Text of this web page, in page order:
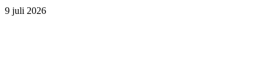
9 juli 2026